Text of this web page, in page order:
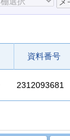
資料番号
2312093681